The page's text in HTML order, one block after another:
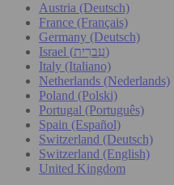
Austria (Deutsch)
France (Français)
Germany (Deutsch)
Israel (עִברִית)
Italy (Italiano)
Netherlands (Nederlands)
Poland (Polski)
Portugal (Português)
Spain (Español)
Switzerland (Deutsch)
Switzerland (English)
United Kingdom